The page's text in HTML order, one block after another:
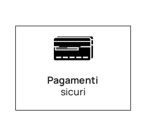
Pagamenti
sicuri